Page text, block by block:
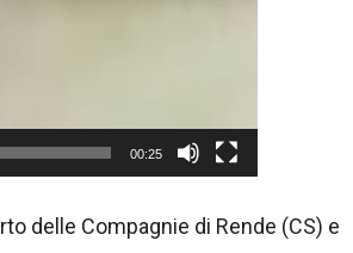
00:25
delle Compagnie di Rende (CS) e